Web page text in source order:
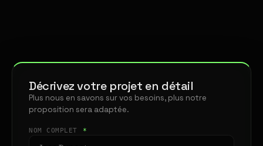
Décrivez votre projet en détail
Plus nous en savons sur vos besoins, plus notre
proposition sera adaptée.
NOM COMPLET *